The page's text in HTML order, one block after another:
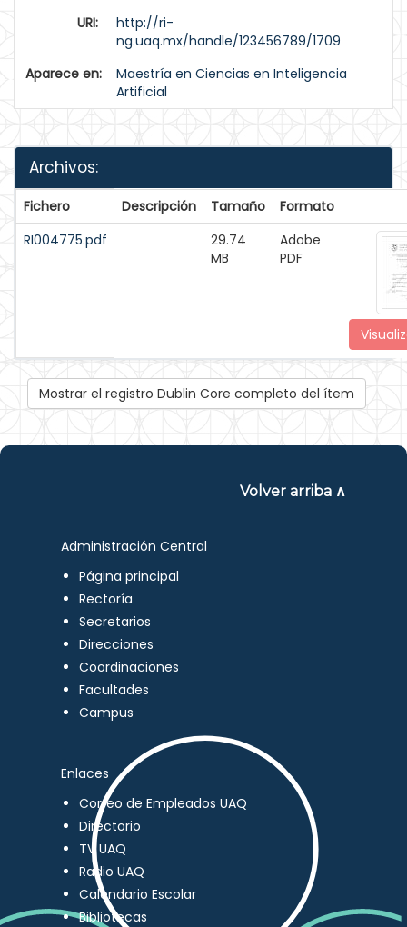
URI:
http://ri-
ng.uaq.mx/handle/123456789/1709
Aparece en:
Maestría en Ciencias en Inteligencia
Artificial
Archivos:
Fichero Descripción Tamaño
Formato
RI004775.pdf
29.74
MB
Adobe
PDF
Mostrar el registro Dublin Core completo del ítem
Volver arriba ∧
Administración Central
Página principal
Rectoría
Secretarios
Direcciones
Coordinaciones
Facultades
Campus
Enlaces
Correo de Empleados UAQ
Directorio
TV UAQ
Radio UAQ
Calendario Escolar
Bibliotecas